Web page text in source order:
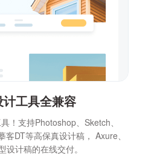
工具全兼容
！支持Photoshop、Sketch、
DT等高保真设计稿， Axure、
设计稿的在线交付。